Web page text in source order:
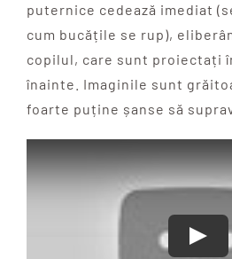
puternice cedează imediat
cum bucățile se rup),
copilul, care sunt proiectați
înainte. Imaginile sunt
foarte puține șanse să